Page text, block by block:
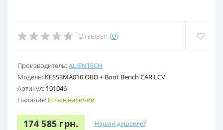
Отзывы: (0)
Производитель:ALIENTECH
Модель: KESS3MA010 OBD + Boot Bench CAR LCV
Артикул: 101046
Наличие: Есть в наличии
174 585 грн. Нашли дешевле?